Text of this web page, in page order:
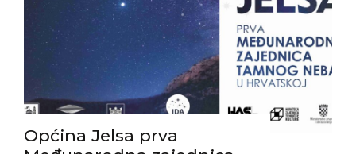
Općina Jelsa prva